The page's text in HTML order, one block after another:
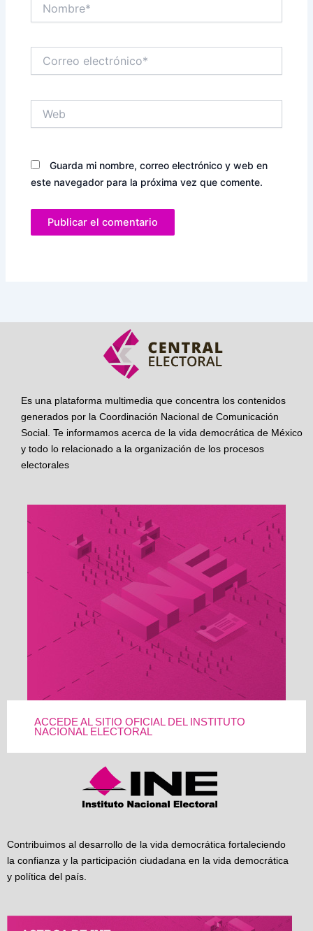
electrónico*
Guarda mi nombre, correo electrónico y web en
este navegador para la próxima vez que comente.
Es una plataforma multimedia que concentra los contenidos
generados por la Coordinación Nacional de Comunicación
Social. Te informamos acerca de la vida democrática de México
y todo lo relacionado a la organización de los procesos
electorales
ACCEDE AL SITIO OFICIAL DEL INSTITUTO
NACIONAL ELECTORAL
Contribuimos al desarrollo de la vida democrática fortaleciendo
la confianza y la participación ciudadana en la vida democrática
y política del país.